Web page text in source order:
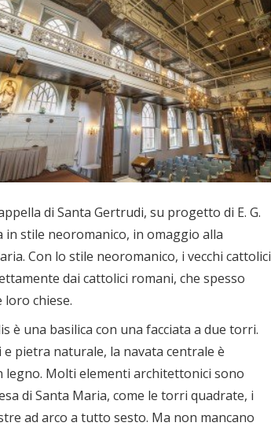
di Santa Gertrudi, su progetto di E. G.
stile neoromanico, in omaggio alla
Con lo stile neoromanico, i vecchi cattolici
dai cattolici romani, che spesso
chiese.
è una basilica con una facciata a due torri.
pietra naturale, la navata centrale è
legno. Molti elementi architettonici sono
di Santa Maria, come le torri quadrate, i
ad arco a tutto sesto. Ma non mancano